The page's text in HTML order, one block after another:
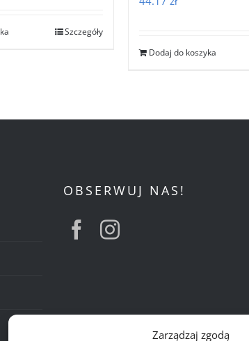
Zarządzaj zgodą
Szczegóły
Dodaj do koszyka
OBSERWUJ NAS!